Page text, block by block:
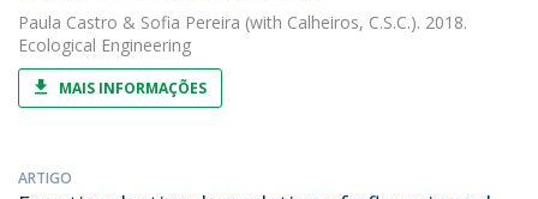
Paula Castro & Sofia Pereira (with Calheiros, C.S.C.). 2018.
Ecological Engineering
MAIS INFORMAÇÕES
ARTIGO